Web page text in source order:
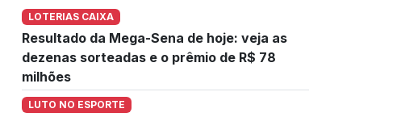
LOTERIAS CAIXA
Resultado da Mega-Sena de hoje: veja as
dezenas sorteadas e o prêmio de R$ 78
milhões
LUTO NO ESPORTE